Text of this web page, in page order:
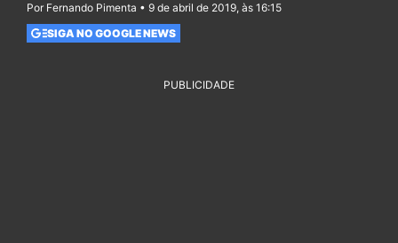
Por Fernando Pimenta • 9 de abril de 2019, às 16:15
SIGA NO GOOGLE NEWS
PUBLICIDADE